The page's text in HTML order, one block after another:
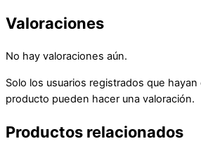
Valoraciones
No hay valoraciones aún.
Solo los usuarios registrados que
producto pueden hacer una valoración.
Productos relacionados